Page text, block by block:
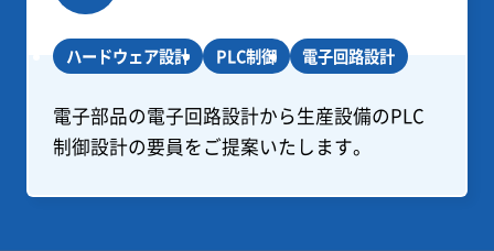
ハードウェア設計 PLC制御 電子回路設計
電子部品の電子回路設計から生産設備のPLC
制御設計の要員をご提案いたします。